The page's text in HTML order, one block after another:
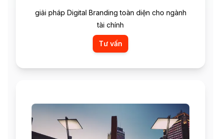
giải pháp Digital Branding toàn diện cho ngành
tài chính
Tư vấn